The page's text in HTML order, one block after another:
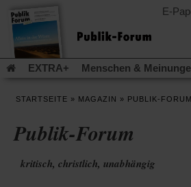
E-
EXTRA+ Menschen &
EXTRA
Edition
Newsletter
Veranstaltungen
Leserinitiative Publik-Forum e.V.
STARTSEITE » MAGAZIN » PUBLIK-FORUM
Publik-Forum
kritisch, christlich, unabhängig